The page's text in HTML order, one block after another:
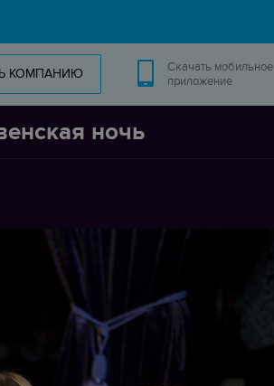
КОМПАНИЮ
Скачать мобильное
приложение
ночь